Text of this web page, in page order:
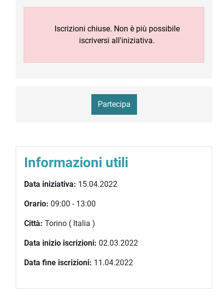
Iscrizioni chiuse. Non è più possibile
iscriversi all'iniziativa.
Partecipa
Informazioni utili
Data iniziativa: 15.04.2022
Orario: 09:00 - 13:00
Città: Torino ( Italia )
Data inizio iscrizioni: 02.03.2022
Data fine iscrizioni: 11.04.2022